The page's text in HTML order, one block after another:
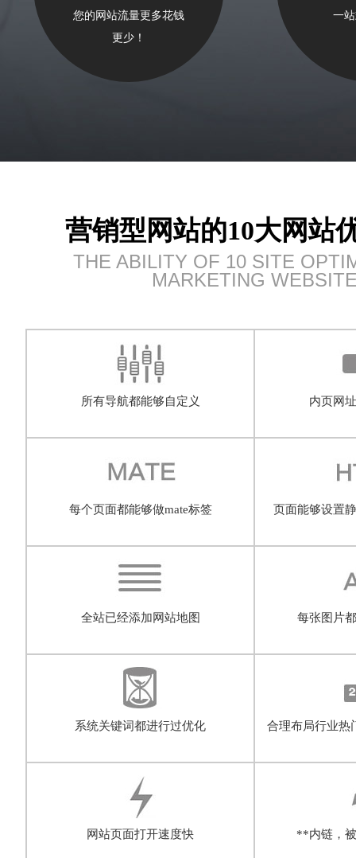
您的网站流量更多花钱
更少！
一
营销型网站的10大网站
THE ABILITY OF 10 SITE
MARKETING
所有导航都能够自定义 内页网
每个页面都能够做mate标签 页面能够设置
全站已经添加网站地图 每张图片
系统关键词都进行过优化 合理布局行业热
网站页面打开速度快 **内链，